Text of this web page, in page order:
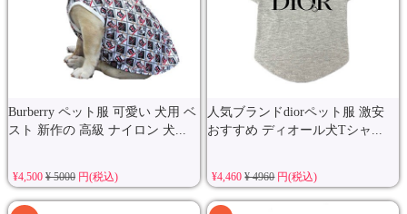
Burberry ペット服 可愛い 犬用 ベ
スト 新作の 高級 ナイロン 犬...
¥4,500 ¥ 5000円(税込)
人気ブランドdiorペット服 激安
おすすめ ディオール犬Tシャ...
¥4,460¥ 4960円(税込)